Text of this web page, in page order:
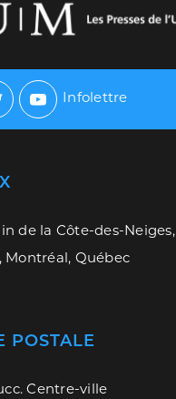
Youtube
Infolettre
de la Côte-des-Neiges,
Montréal, Québec
POSTALE
Centre-ville